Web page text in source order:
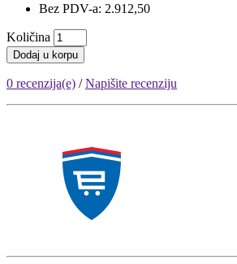
Bez PDV-a: 2.912,50
Količina
Dodaj u korpu
0 recenzija(e) /Napišite recenziju